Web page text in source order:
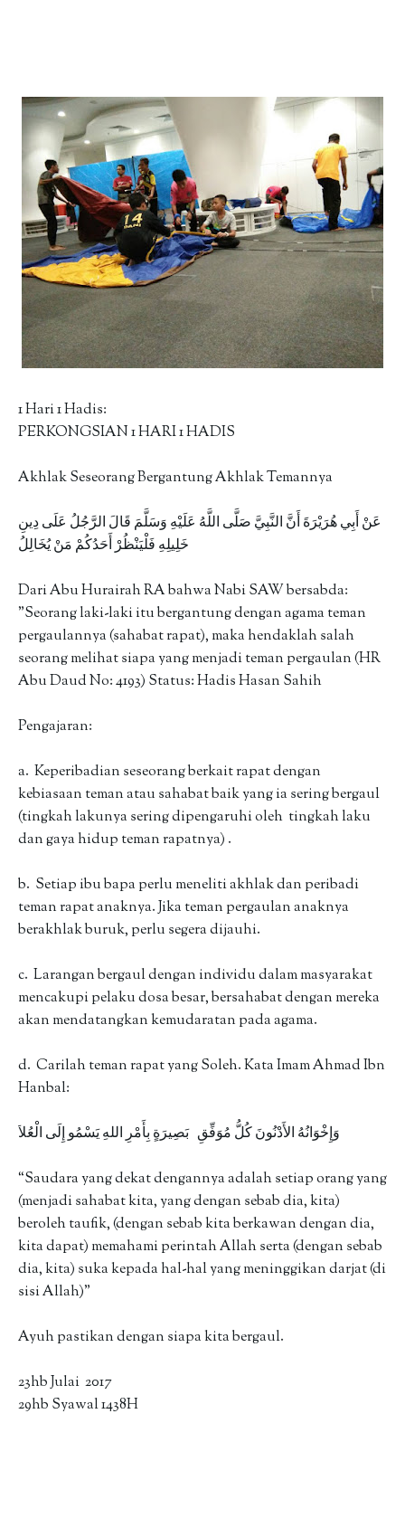
1 Hari 1 Hadis:
PERKONGSIAN 1 HARI 1 HADIS
Akhlak Seseorang Bergantung Akhlak Temannya
عَنْ أَبِي هُرَيْرَةَ أَنَّ النَّبِيَّ صَلَّى اللَّهُ عَلَيْهِ وَسَلَّمَ قَالَ الرَّجُلُ عَلَى دِينِ
خَلِيلِهِ فَلْيَنْظُرْ أَحَدُكُمْ مَنْ يُخَالِلُ
Dari Abu Hurairah RA bahwa Nabi SAW bersabda:
"Seorang laki-laki itu bergantung dengan agama teman
pergaulannya (sahabat rapat), maka hendaklah salah
seorang melihat siapa yang menjadi teman pergaulan (HR
Abu Daud No: 4193) Status: Hadis Hasan Sahih
Pengajaran:
a. Keperibadian seseorang berkait rapat dengan
kebiasaan teman atau sahabat baik yang ia sering bergaul
(tingkah lakunya sering dipengaruhi oleh tingkah laku
dan gaya hidup teman rapatnya) .
b. Setiap ibu bapa perlu meneliti akhlak dan peribadi
teman rapat anaknya. Jika teman pergaulan anaknya
berakhlak buruk, perlu segera dijauhi.
c. Larangan bergaul dengan individu dalam masyarakat
mencakupi pelaku dosa besar, bersahabat dengan mereka
akan mendatangkan kemudaratan pada agama.
d. Carilah teman rapat yang Soleh. Kata Imam Ahmad Ibn
Hanbal:
وَإِخْوَانُهُ الأَدْنُونَ كُلُّ مُوَفِّقِ بَصِيرَةٍ بِأَمْرِ اللهِ يَسْمُو إِلَى الْعُلاَ
“Saudara yang dekat dengannya adalah setiap orang yang
(menjadi sahabat kita, yang dengan sebab dia, kita)
beroleh taufik, (dengan sebab kita berkawan dengan dia,
kita dapat) memahami perintah Allah serta (dengan sebab
dia, kita) suka kepada hal-hal yang meninggikan darjat (di
sisi Allah)”
Ayuh pastikan dengan siapa kita bergaul.
23hb Julai 2017
29hb Syawal 1438H